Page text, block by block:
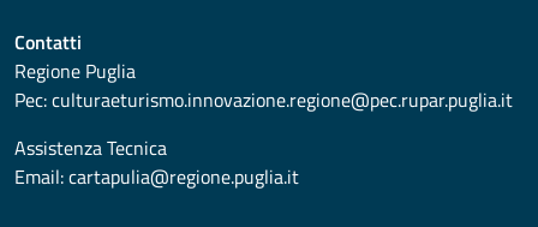
Contatti
Regione Puglia
Pec:culturaeturismo.innovazione.regione@pec.rupar.puglia.it
Assistenza Tecnica
Email:cartapulia@regione.puglia.it